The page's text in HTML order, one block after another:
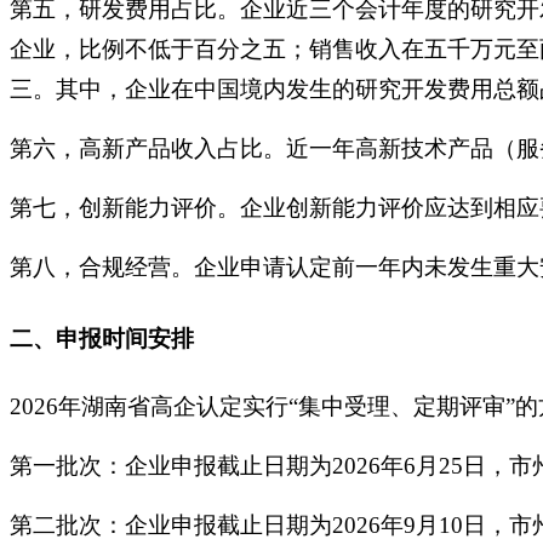
第五，研发费用占比。企业近三个会计年度的研究
企业，比例不低于百分之五；销售收入在五千万元
三。其中，企业在中国境内发生的研究开发费用总
第六，高新产品收入占比。近一年高新技术产品（
第七，创新能力评价。企业创新能力评价应达到相
第八，合规经营。企业申请认定前一年内未发生重
二、申报时间安排
2026年湖南省高企认定实行“集中受理、定期评审”
第一批次：企业申报截止日期为2026年6月25日，
第二批次：企业申报截止日期为2026年9月10日，